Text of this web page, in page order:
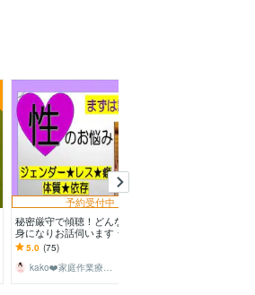
予約受付中
秘密厳守で傾聴！どんな悩みも親
身になりお話伺います ジェンダ
ー/レス/癖/コンプレックス/恐怖、
吐き出して
5.0 (75)
kako❤️家庭作業療法士☆ママに笑顔を